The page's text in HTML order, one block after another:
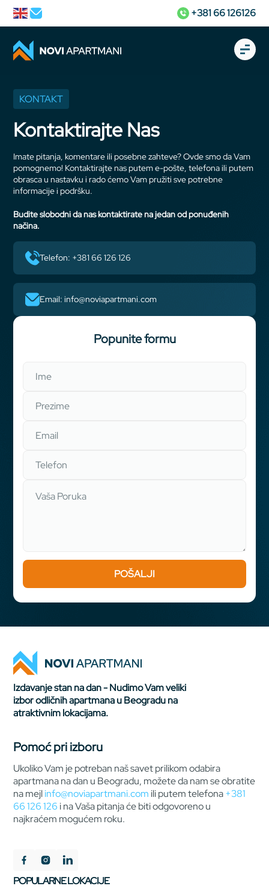
+381 66 126126
KONTAKT
Kontaktirajte Nas
Imate pitanja, komentare ili posebne zahteve? Ovde smo da Vam
pomognemo! Kontaktirajte nas putem e-pošte, telefona ili putem
obrasca u nastavku i rado ćemo Vam pružiti sve potrebne
informacije i podršku.
Budite slobodni da nas kontaktirate na jedan od ponuđenih
načina.
telefon: +381 66 126 126
email: info@noviapartmani.com
Popunite formu
Izdavanje stan na dan - Nudimo Vam veliki
izbor odličnih apartmana u Beogradu na
atraktivnim lokacijama.
Pomoć pri izboru
Ukoliko Vam je potreban naš savet prilikom odabira
apartmana na dan u Beogradu, možete da nam se obratite
na mejlinfo@noviapartmani.com ili putem telefona+381
66 126 126 i na Vaša pitanja će biti odgovoreno u
najkraćem mogućem roku.
POPULARNE LOKACIJE